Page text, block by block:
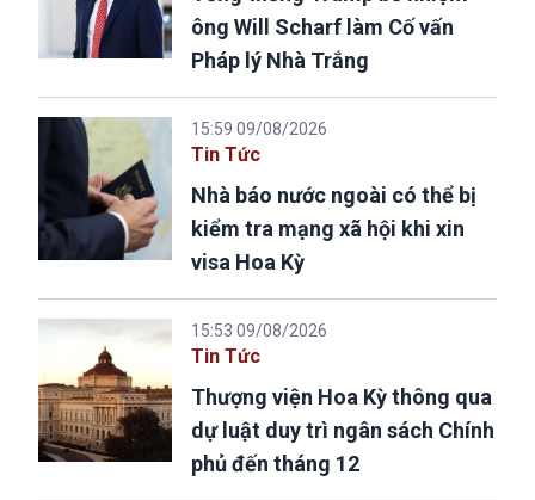
ông Will Scharf làm Cố vấn
Pháp lý Nhà Trắng
15:59 09/08/2026
Tin Tức
Nhà báo nước ngoài có thể bị
kiểm tra mạng xã hội khi xin
visa Hoa Kỳ
15:53 09/08/2026
Tin Tức
Thượng viện Hoa Kỳ thông qua
dự luật duy trì ngân sách Chính
phủ đến tháng 12